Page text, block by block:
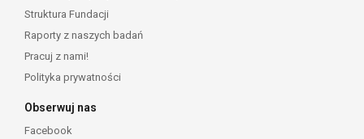
Struktura Fundacji
Raporty z naszych badań
Pracuj z nami!
Polityka prywatności
Obserwuj nas
Facebook